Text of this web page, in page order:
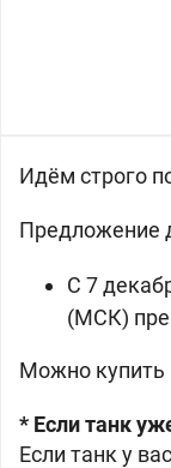
Идём строго
Предложение
С 7
(МСК)
Можно купить
* Если танк
Если танк у